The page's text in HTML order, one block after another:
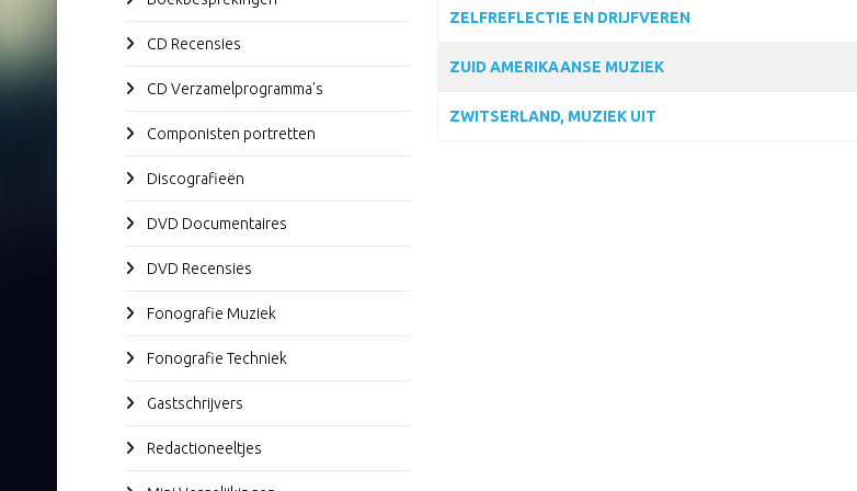
CD Recensies
CD Verzamelprogramma's
Componisten portretten
Discografieën
DVD Documentaires
DVD Recensies
Fonografie Muziek
Fonografie Techniek
Gastschrijvers
Redactioneeltjes
ZELFREFLECTIE EN DRIJFVEREN
ZUID AMERIKAANSE MUZIEK
ZWITSERLAND, MUZIEK UIT